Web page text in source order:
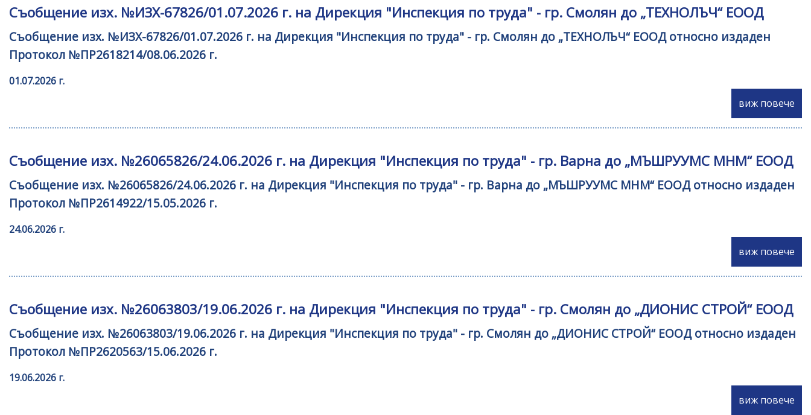
Съобщение изх. №ИЗХ-67826/01.07.2026 г. на Дирекция "Инспекция по труда" - гр. Смолян до „ТЕХНОЛЪЧ“ ЕООД
Съобщение изх. №ИЗХ-67826/01.07.2026 г. на Дирекция "Инспекция по труда" - гр. Смолян до „ТЕХНОЛЪЧ“ ЕООД относно издаден
Протокол №ПР2618214/08.06.2026 г.
01.07.2026 г.
виж повече
Съобщение изх. №26065826/24.06.2026 г. на Дирекция "Инспекция по труда" - гр. Варна до „МЪШРУУМС МНМ“ ЕООД
Съобщение изх. №26065826/24.06.2026 г. на Дирекция "Инспекция по труда" - гр. Варна до „МЪШРУУМС МНМ“ ЕООД относно издаден
Протокол №ПР2614922/15.05.2026 г.
24.06.2026 г.
виж повече
Съобщение изх. №26063803/19.06.2026 г. на Дирекция "Инспекция по труда" - гр. Смолян до „ДИОНИС СТРОЙ“ ЕООД
Съобщение изх. №26063803/19.06.2026 г. на Дирекция "Инспекция по труда" - гр. Смолян до „ДИОНИС СТРОЙ“ ЕООД относно издаден
Протокол №ПР2620563/15.06.2026 г.
19.06.2026 г.
виж повече